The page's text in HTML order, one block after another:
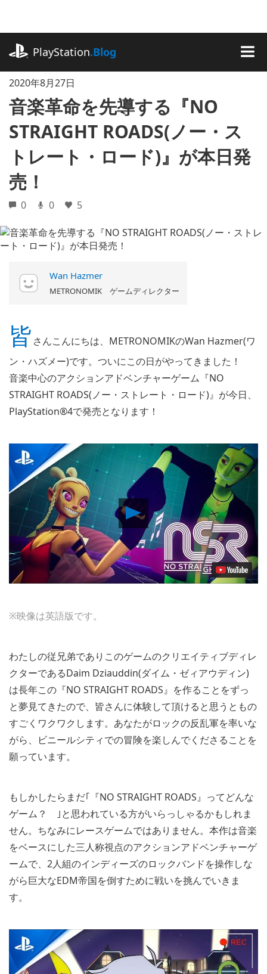
に
ッ
PlayStation.Blog
2020年8月27日
音楽革命を先導する『NO
STRAIGHT ROADS(ノー・ス
トレート・ロード)』が本日発
売！
0 0 5
Wan Hazmer
METRONOMIK ゲームディレクター
皆 さんこんにちは、METRONOMIKのWan Hazmer(ワ
ン・ハズメー)です。ついにこの日がやってきました！
音楽中心のアクションアドベンチャーゲーム『NO
STRAIGHT ROADS(ノー・ストレート・ロード)』が今日、
PlayStation®4で発売となります！
Play
Video
※映像は英語版です。
わたしの従兄弟でありこのゲームのクリエイティブディレ
クターであるDaim Dziauddin(ダイム・ゼィアウディン)
は長年この『NO STRAIGHT ROADS』を作ることをずっ
と夢見てきたので、皆さんに体験して頂けると思うともの
すごくワクワクします。あなたがロックの反乱軍を率いな
がら、ビニールシティでの冒険を楽しんでくださることを
願っています。
もしかしたらまだ｢『NO STRAIGHT ROADS』ってどんな
ゲーム？ ｣と思われている方がいらっしゃるかもしれま
せん。ちなみにレースゲームではありません。本作は音楽
をベースにした三人称視点のアクションアドベンチャーゲ
ームで、2人組のインディーズのロックバンドを操作しな
がら巨大なEDM帝国を倒すために戦いを挑んでいきま
す。